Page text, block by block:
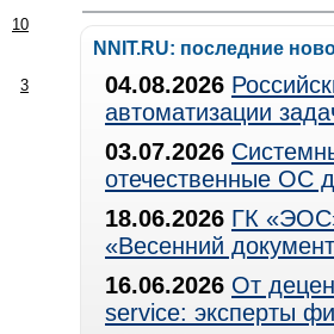
10
3
NNIT.RU: последние
04.08.2026
автоматизации
03.07.2026
отечественные ОС
18.06.2026 ГК
«Весенний
16.06.2026 От
service: эксперты